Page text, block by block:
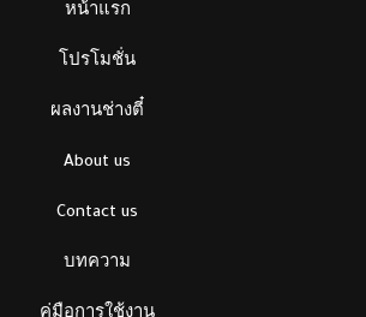
หน้าแรก
โปรโมชั่น
ผลงานช่างตี๋
About us
Contact us
บทความ